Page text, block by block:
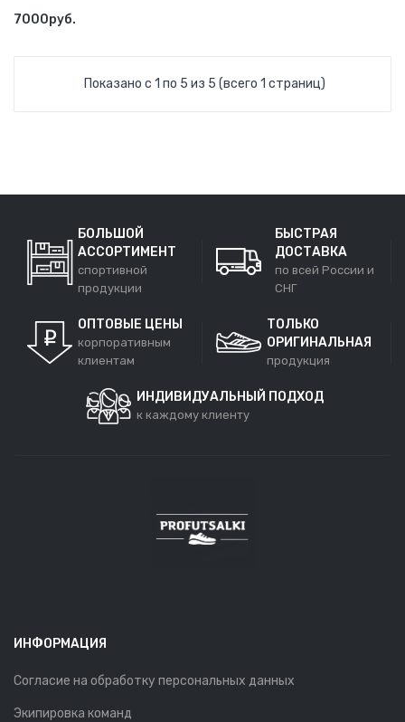
7000руб.
Показано с 1 по 5 из 5 (всего 1 страниц)
БОЛЬШОЙ
АССОРТИМЕНТ
спортивной
продукции
БЫСТРАЯ
ДОСТАВКА
по всей России и
СНГ
ОПТОВЫЕ ЦЕНЫ
корпоративным
клиентам
ТОЛЬКО
ОРИГИНАЛЬНАЯ
продукция
ИНДИВИДУАЛЬНЫЙ ПОДХОД
к каждому клиенту
ИНФОРМАЦИЯ
Согласие на обработку персональных данных
Экипировка команд